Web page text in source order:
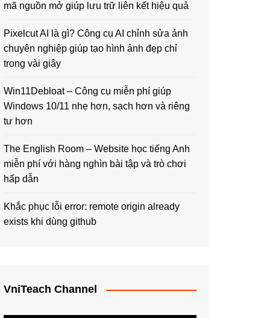
mã nguồn mở giúp lưu trữ liên kết hiệu quả
Pixelcut AI là gì? Công cụ AI chỉnh sửa ảnh
chuyên nghiệp giúp tạo hình ảnh đẹp chỉ
trong vài giây
Win11Debloat – Công cụ miễn phí giúp
Windows 10/11 nhẹ hơn, sạch hơn và riêng
tư hơn
The English Room – Website học tiếng Anh
miễn phí với hàng nghìn bài tập và trò chơi
hấp dẫn
Khắc phục lỗi error: remote origin already
exists khi dùng github
VniTeach Channel